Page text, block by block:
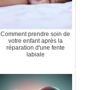
Comment prendre soin de
votre enfant après la
réparation d'une fente
labiale